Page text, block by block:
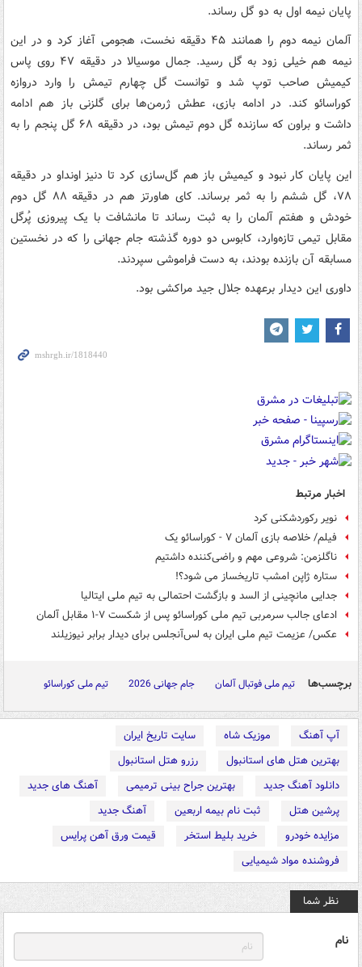
پایان نیمه اول به دو گل رساند.
آلمان نیمه دوم را همانند ۴۵ دقیقه نخست، هجومی آغاز کرد و در این
نیمه هم خیلی زود به گل رسید. جمال موسیالا در دقیقه ۴۷ روی پاس
کیمیش صاحب توپ شد و توانست گل چهارم تیمش را وارد دروازه
کوراسائو کند. در ادامه بازی‌، عطش ژرمن‌ها برای گلزنی باز هم ادامه
داشت و براون که سازنده گل دوم تیمش بود، در دقیقه ۶۸ گل پنجم را به
ثمر رساند.
این پایان کار نبود و کیمیش باز هم گل‌سازی کرد تا دنیز اونداو در دقیقه
۷۸، گل ششم را به ثمر برساند. کای هاورتز هم در دقیقه ۸۸ گل دوم
خودش و هفتم آلمان را به ثبت رساند تا مانشافت با یک پیروزی پُرگل
مقابل تیمی تازه‌وارد، کابوس دو دوره گذشته جام جهانی را که در نخستین
مسابقه آن بازنده بودند، به دست فراموشی سپردند.
داوری این دیدار برعهده جلال جید مراکشی بود.
اخبار مرتبط
نویر رکوردشکنی کرد
فیلم/ خلاصه بازی آلمان ۷ - کوراسائو یک
ناگلزمن: شروعی مهم و راضی‌کننده داشتیم
ستاره ژاپن امشب تاریخساز می شود؟!
جدایی مانچینی از السد و بازگشت احتمالی به تیم ملی ایتالیا
ادعای جالب سرمربی تیم ملی کوراسائو پس از شکست ۷-۱ مقابل آلمان
عکس/ عزیمت تیم ملی ایران به لس‌آنجلس برای دیدار برابر نیوزیلند
برچسب‌ها تیم ملی فوتبال آلمان جام جهانی 2026 تیم ملی کوراسائو
آپ آهنگ موزیک شاه
سایت تاریخ ایران
بهترین هتل های استانبول
رزرو هتل استانبول
دانلود آهنگ جدید
بهترین جراح بینی ترمیمی
آهنگ های جدید
پرشین هتل
ثبت نام بیمه اربعین
آهنگ جدید
مزایده خودرو
خرید بلیط استخر
قیمت ورق آهن پرایس
فروشنده مواد شیمیایی
نظر شما
نام